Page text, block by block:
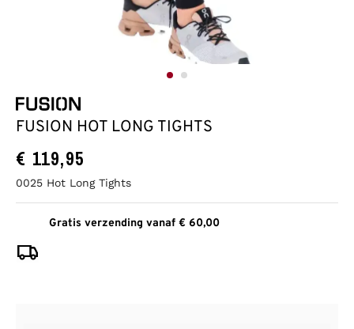
FUSION HOT LONG TIGHTS
€ 119,95
0025 Hot Long Tights
Gratis verzending vanaf € 60,00